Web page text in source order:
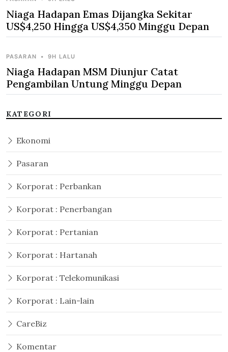
Niaga Hadapan Emas Dijangka Sekitar
US$4,250 Hingga US$4,350 Minggu Depan
PASARAN • 9H LALU
Niaga Hadapan MSM Diunjur Catat
Pengambilan Untung Minggu Depan
KATEGORI
Ekonomi
Pasaran
Korporat : Perbankan
Korporat : Penerbangan
Korporat : Pertanian
Korporat : Hartanah
Korporat : Telekomunikasi
Korporat : Lain-lain
CareBiz
Komentar